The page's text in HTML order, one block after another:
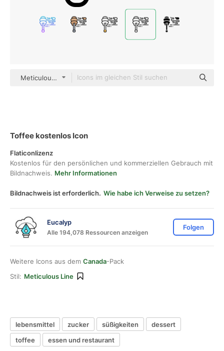
Meticulous Line
Toffee kostenlos Icon
Flaticonlizenz
Kostenlos für den persönlichen und kommerziellen Gebrauch mit
Bildnachweis. Mehr Informationen
Bildnachweis ist erforderlich. Wie habe ich Verweise zu setzen?
Eucalyp
Alle 194,078 Ressourcen anzeigen
Folgen
Weitere Icons aus dem Canada-Pack
Stil: Meticulous Line
lebensmittel zucker süßigkeiten
dessert
toffee
essen und restaurant